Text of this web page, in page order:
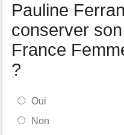
Joao Almeida a
Pauline
conserver
France
?
Oui
Non